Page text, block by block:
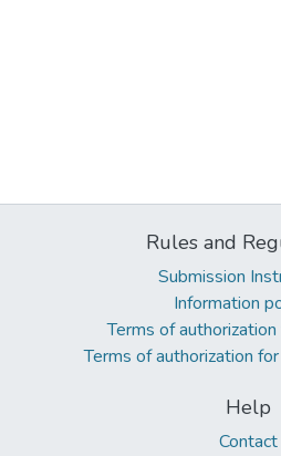
Rules and
Submission
Information
Terms of
Terms of authorization
Help
Contact